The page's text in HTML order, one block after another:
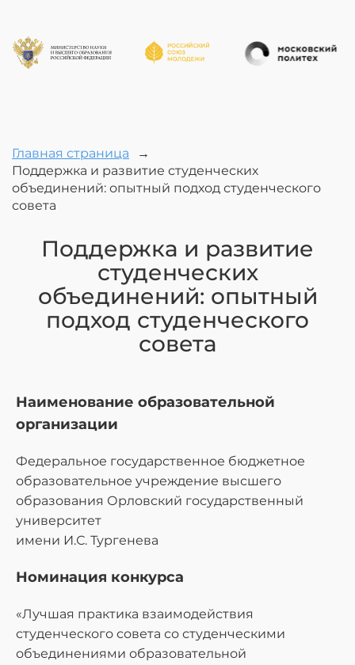
Главная страница
→
Поддержка и развитие студенческих
объединений: опытный подход студенческого
совета
Поддержка и развитие
студенческих
объединений: опытный
подход студенческого
совета
Наименование образовательной
организации
Федеральное государственное бюджетное
образовательное учреждение высшего
образования Орловский государственный
университет
имени И.С. Тургенева
Номинация конкурса
«Лучшая практика взаимодействия
студенческого совета со студенческими
объединениями образовательной